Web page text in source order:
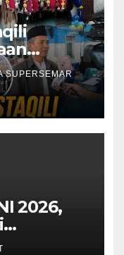
SUPERSEMAR
2026,
Korps